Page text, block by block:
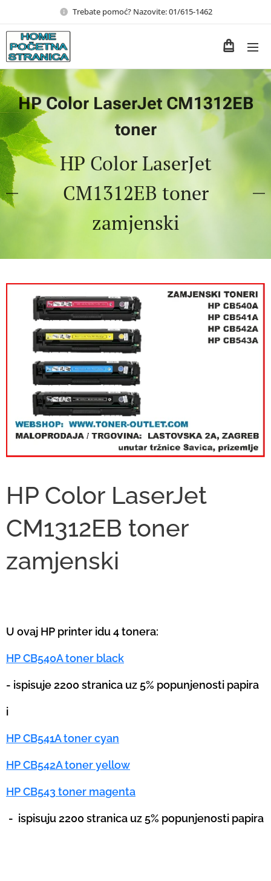
Trebate pomoć? Nazovite: 01/615-1462
HP Color LaserJet CM1312EB
toner
HP Color LaserJet
CM1312EB toner
zamjenski
HP Color LaserJet
CM1312EB toner
zamjenski
U ovaj HP printer idu 4 tonera:
HP CB540A toner black
- ispisuje 2200 stranica uz 5% popunjenosti papira
i
HP CB541A toner cyan
HP CB542A toner yellow
HP CB543 toner magenta
- ispisuju 2200 stranica uz 5% popunjenosti papira